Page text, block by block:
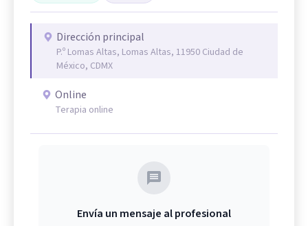
Dirección principal
P.º Lomas Altas, Lomas Altas, 11950 Ciudad de
México, CDMX
Online
Terapia online
Envía un mensaje al profesional